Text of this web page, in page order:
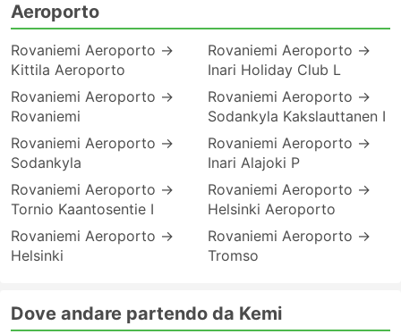
Aeroporto
Rovaniemi Aeroporto →
Kittila Aeroporto
Rovaniemi Aeroporto →
Rovaniemi
Rovaniemi Aeroporto →
Sodankyla
Rovaniemi Aeroporto →
Tornio Kaantosentie I
Rovaniemi Aeroporto →
Helsinki
Rovaniemi Aeroporto →
Inari Holiday Club L
Rovaniemi Aeroporto →
Sodankyla Kakslauttanen I
Rovaniemi Aeroporto →
Inari Alajoki P
Rovaniemi Aeroporto →
Helsinki Aeroporto
Rovaniemi Aeroporto →
Tromso
Dove andare partendo da Kemi